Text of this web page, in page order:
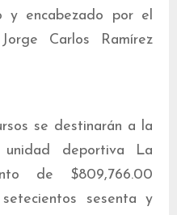
y encabezado por el
Carlos Ramírez
se destinarán a la
deportiva La
de $809,766.00
sesenta y